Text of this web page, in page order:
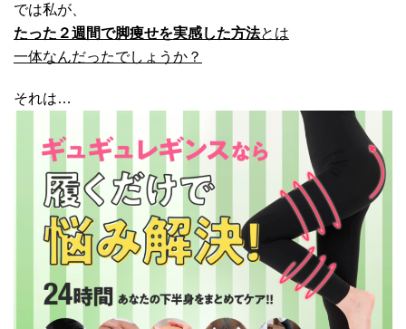
では私が、
たった２週間で脚痩せを実感した方法とは
一体なんだったでしょうか？
それは…